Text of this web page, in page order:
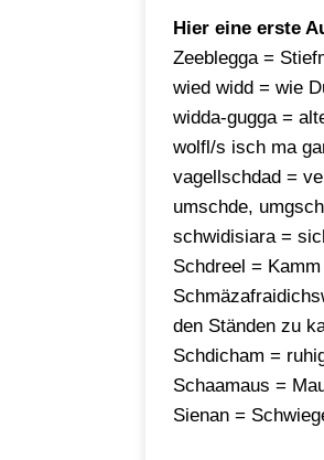
Hier eine erste
Zeeblegga =
wied widd = wie
widda-gugga =
wolfl/s isch ma
vagellschdad =
umschde,
schwidisiara =
Schdreel = Kamm
den Ständen zu
Schdicham =
Schaamaus =
Sienan =